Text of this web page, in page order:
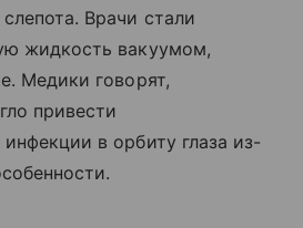
Врачи стали
жидкость вакуумом,
Медики говорят,
привести
в орбиту глаза из-